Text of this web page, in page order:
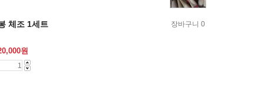
장바구니 0
체조 1세트
원